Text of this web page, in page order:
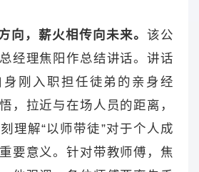
向，薪火相传向未来。 该公
经理焦阳作总结讲话。讲话
刚入职担任徒弟的亲身经
，拉近与在场人员的距离，
理解“以师带徒”对于个人成
要意义。针对带教师傅，焦